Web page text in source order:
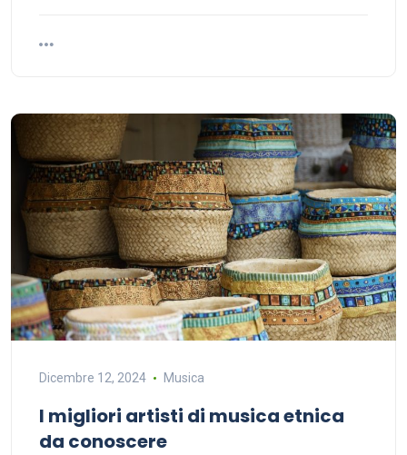
Dicembre 12, 2024 Musica
I migliori artisti di musica etnica
da conoscere